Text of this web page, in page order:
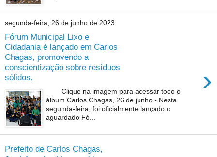
segunda-feira, 26 de junho de 2023
Fórum Municipal Lixo e
Cidadania é lançado em Carlos
Chagas, promovendo a
conscientização sobre resíduos
sólidos.
›
Clique na imagem para acessar todo o
álbum Carlos Chagas, 26 de junho - Nesta
segunda-feira, foi oficialmente lançado o
aguardado Fó...
Prefeito de Carlos Chagas,